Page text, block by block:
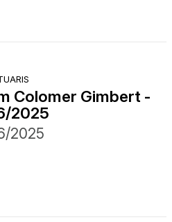
Colomer Gimbert -
2025
2025